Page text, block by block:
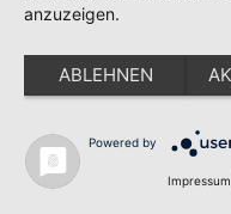
anzuzeigen.
ABLEHNEN
Powered by
Impressum